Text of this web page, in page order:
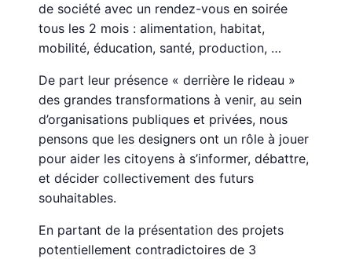
de société avec un rendez-vous en soirée
tous les 2 mois : alimentation, habitat,
mobilité, éducation, santé, production, …
De part leur présence « derrière le rideau »
des grandes transformations à venir, au sein
d’organisations publiques et privées, nous
pensons que les designers ont un rôle à jouer
pour aider les citoyens à s’informer, débattre,
et décider collectivement des futurs
souhaitables.
En partant de la présentation des projets
potentiellement contradictoires de 3